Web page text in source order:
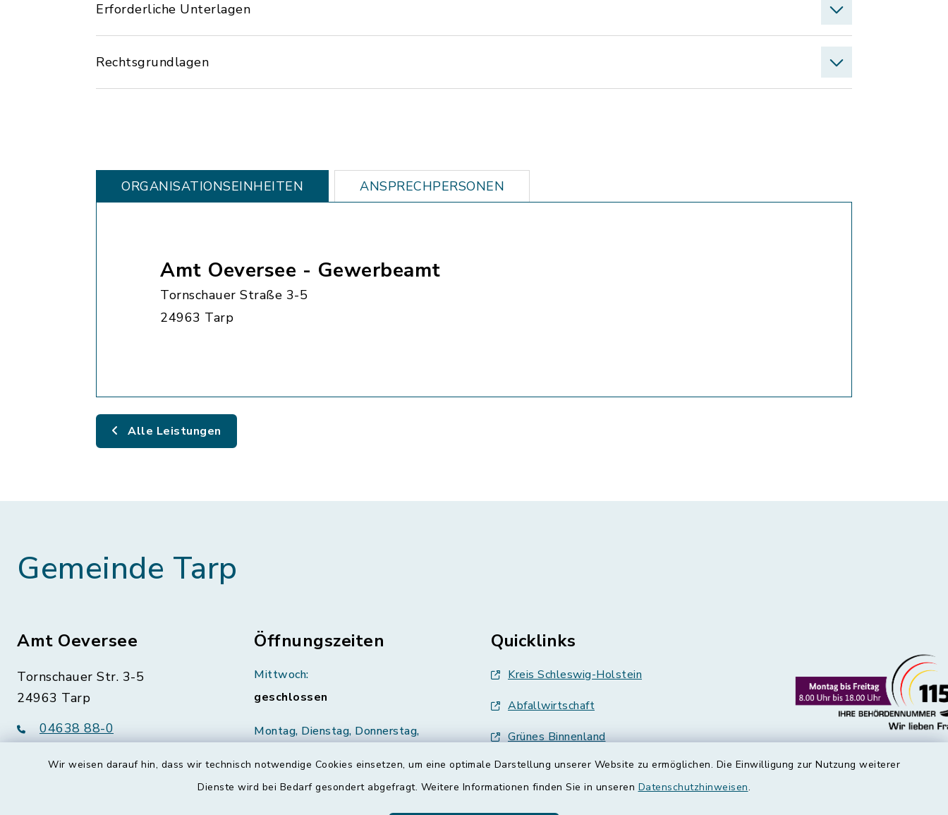
Wir weisen darauf hin, dass wir technisch notwendige Cookies einsetzen, um eine optimale Darstellung unserer Website zu ermöglichen. Die Einwilligung zur Nutzung weiterer
Dienste wird bei Bedarf gesondert abgefragt. Weitere Informationen finden Sie in unseren Datenschutzhinweisen.
Erforderliche Unterlagen
Rechtsgrundlagen
ORGANISATIONS­EINHEITEN ANSPRECHPERSONEN
Amt Oeversee - Gewerbeamt
Tornschauer Straße 3-5
24963 Tarp
Alle Leistungen
Gemeinde Tarp
Amt Oeversee
Tornschauer Str. 3-5
24963 Tarp
04638 88-0
info@amt-oeversee.de
Öffnungszeiten
Mittwoch:
geschlossen
Montag, Dienstag, Donnerstag,
08:30-12:00 Uhr
Quicklinks
Kreis Schleswig-Holstein
Abfallwirtschaft
Grünes Binnenland
Treenespiegel